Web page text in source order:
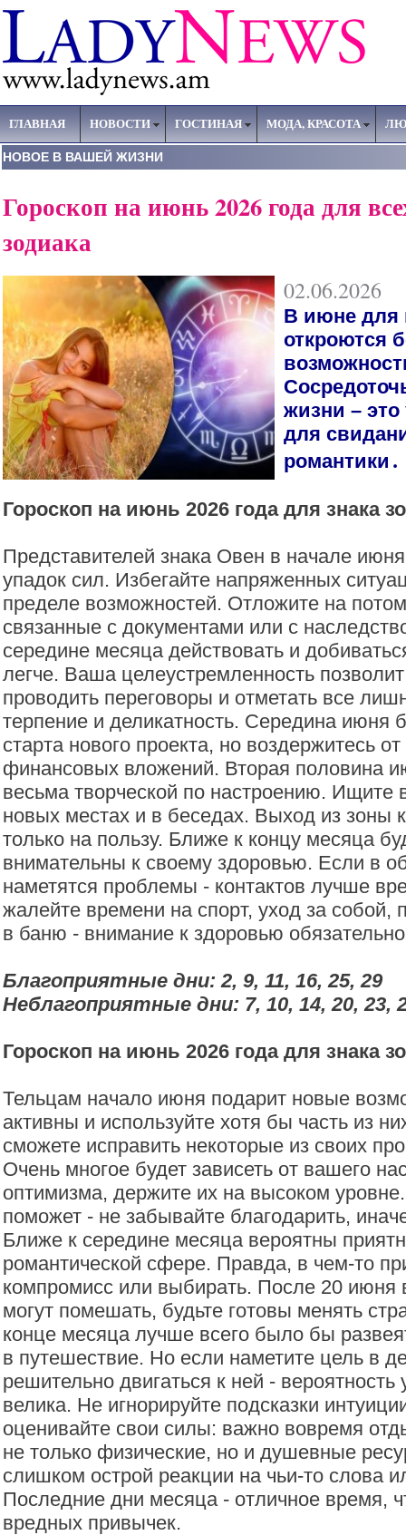
ГЛАВНАЯ НОВОСТИ ГОСТИНАЯ МОДА, КРАСОТА
НОВОЕ В ВАШЕЙ ЖИЗНИ
Гороскоп на июнь 2026 года для
зодиака
02.06.2026
В июне для
откроются
жизни –
для
романтики․
Гороскоп на июнь 2026 года для знака
Представителей знака Овен в начале
упадок сил. Избегайте напряженных
пределе возможностей. Отложите на
связанные с документами или с
середине месяца действовать и
легче. Ваша целеустремленность
проводить переговоры и отметать все
терпение и деликатность. Середина июня
старта нового проекта, но воздержитесь
финансовых вложений. Вторая половина
весьма творческой по настроению. Ищите
новых местах и в беседах. Выход из зоны
только на пользу. Ближе к концу месяца
внимательны к своему здоровью. Если в
наметятся проблемы - контактов лучше
жалейте времени на спорт, уход за собой,
в баню - внимание к здоровью
Благоприятные дни: 2, 9, 11, 16, 25, 29
Неблагоприятные дни: 7, 10, 14, 20, 23,
Гороскоп на июнь 2026 года для знака
Тельцам начало июня подарит новые
активны и используйте хотя бы часть из
сможете исправить некоторые из своих
Очень многое будет зависеть от вашего
оптимизма, держите их на высоком
поможет - не забывайте благодарить,
Ближе к середине месяца вероятны
романтической сфере. Правда, в чем-то
компромисс или выбирать. После 20
могут помешать, будьте готовы менять
конце месяца лучше всего было бы
в путешествие. Но если наметите цель в
решительно двигаться к ней - вероятность
велика. Не игнорируйте подсказки
оценивайте свои силы: важно вовремя
не только физические, но и душевные
слишком острой реакции на чьи-то слова
Последние дни месяца - отличное время,
вредных привычек.